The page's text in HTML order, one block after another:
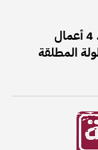
رحمة أحمد تتصدر المشهد الفني.. 4 أعمال
المطلقة